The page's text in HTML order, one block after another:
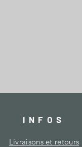
INFOS
Livraisons et retours